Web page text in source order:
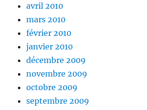
avril 2010
mars 2010
février 2010
janvier 2010
décembre 2009
novembre 2009
octobre 2009
septembre 2009